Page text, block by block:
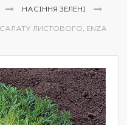
НАСІННЯ ЗЕЛЕНІ
ЛИСТОВОГО, ENZA